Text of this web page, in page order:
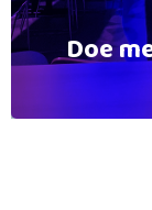
Doe